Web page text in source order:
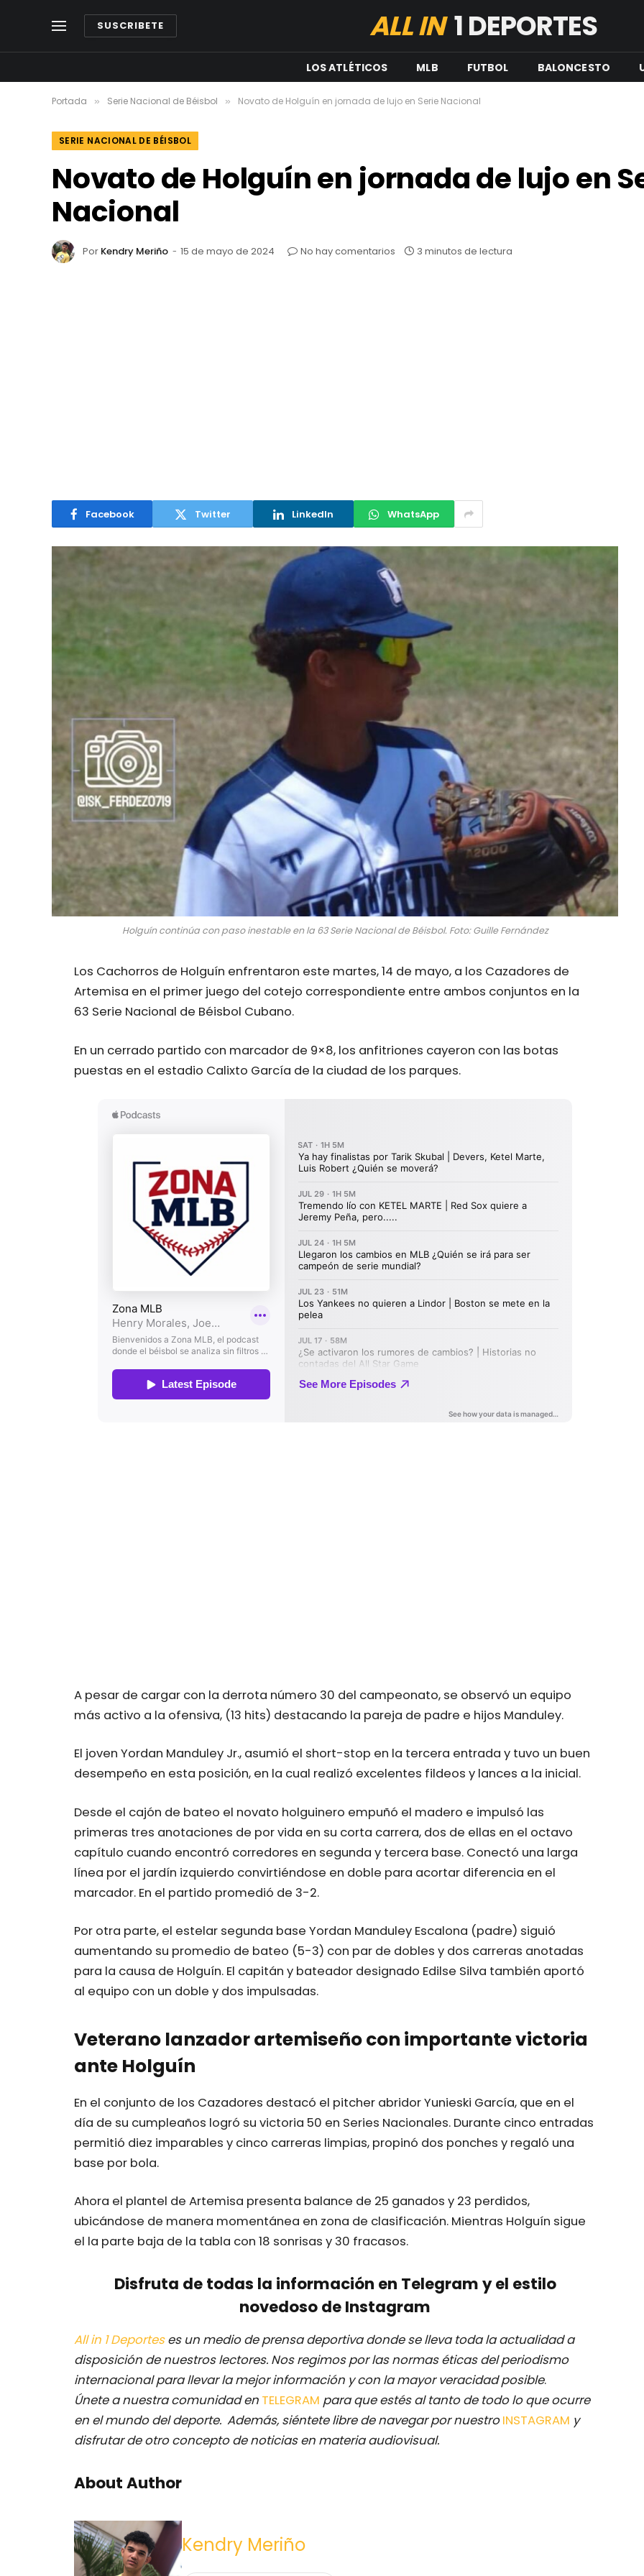
SUSCRIBETE ALL IN1 DEPORTES
LOS ATLÉTICOS MLB FUTBOL BALONCESTO
Portada » Serie Nacional de Béisbol » Novato de Holguín en jornada de lujo en Serie Nacional
SERIE NACIONAL DE BÉISBOL
Novato de Holguín en jornada de lujo en
Nacional
Por Kendry Meriño 15 de mayo de 2024 No hay comentarios 3 minutos de lectura
Facebook Twitter LinkedIn WhatsApp
Holguín continúa con paso inestable en la 63 Serie Nacional de Béisbol. Foto: Guille Fernández
Los Cachorros de Holguín enfrentaron este martes, 14 de mayo, a los Cazadores de
Artemisa en el primer juego del cotejo correspondiente entre ambos conjuntos en la
63 Serie Nacional de Béisbol Cubano.
En un cerrado partido con marcador de 9×8, los anfitriones cayeron con las botas
puestas en el estadio Calixto García de la ciudad de los parques.
A pesar de cargar con la derrota número 30 del campeonato, se observó un equipo
más activo a la ofensiva, (13 hits) destacando la pareja de padre e hijos Manduley.
El joven Yordan Manduley Jr., asumió el short-stop en la tercera entrada y tuvo un buen
desempeño en esta posición, en la cual realizó excelentes fildeos y lances a la inicial.
Desde el cajón de bateo el novato holguinero empuñó el madero e impulsó las
primeras tres anotaciones de por vida en su corta carrera, dos de ellas en el octavo
capítulo cuando encontró corredores en segunda y tercera base. Conectó una larga
línea por el jardín izquierdo convirtiéndose en doble para acortar diferencia en el
marcador. En el partido promedió de 3-2.
Por otra parte, el estelar segunda base Yordan Manduley Escalona (padre) siguió
aumentando su promedio de bateo (5-3) con par de dobles y dos carreras anotadas
para la causa de Holguín. El capitán y bateador designado Edilse Silva también aportó
al equipo con un doble y dos impulsadas.
Veterano lanzador artemiseño con importante victoria
ante Holguín
En el conjunto de los Cazadores destacó el pitcher abridor Yunieski García, que en el
día de su cumpleaños logró su victoria 50 en Series Nacionales. Durante cinco entradas
permitió diez imparables y cinco carreras limpias, propinó dos ponches y regaló una
base por bola.
Ahora el plantel de Artemisa presenta balance de 25 ganados y 23 perdidos,
ubicándose de manera momentánea en zona de clasificación. Mientras Holguín sigue
el la parte baja de la tabla con 18 sonrisas y 30 fracasos.
Disfruta de todas la información en Telegram y el estilo
novedoso de Instagram
All in 1 Deporteses un medio de prensa deportiva donde se lleva toda la actualidad a
disposición de nuestros lectores. Nos regimos por las normas éticas del periodismo
internacional para llevar la mejor información y con la mayor veracidad posible.
Únete a nuestra comunidad en TELEGRAM para que estés al tanto de todo lo que ocurre
en el mundo del deporte. Además, siéntete libre de navegar por nuestro INSTAGRAM y
disfrutar de otro concepto de noticias en materia audiovisual.
About Author
Kendry Meriño